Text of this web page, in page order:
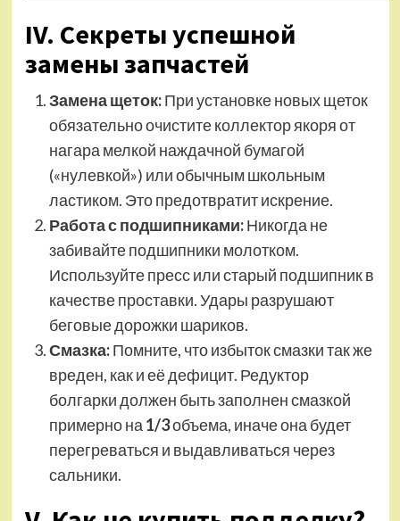
IV. Секреты успешной
замены запчастей
Замена щеток:При установке новых щеток
обязательно очистите коллектор якоря от
нагара мелкой наждачной бумагой
(«нулевкой») или обычным школьным
ластиком. Это предотвратит искрение.
Работа с подшипниками:Никогда не
забивайте подшипники молотком.
Используйте пресс или старый подшипник в
качестве проставки. Удары разрушают
беговые дорожки шариков.
Смазка:Помните, что избыток смазки так же
вреден, как и её дефицит. Редуктор
болгарки должен быть заполнен смазкой
примерно на 1/3объема, иначе она будет
перегреваться и выдавливаться через
сальники.